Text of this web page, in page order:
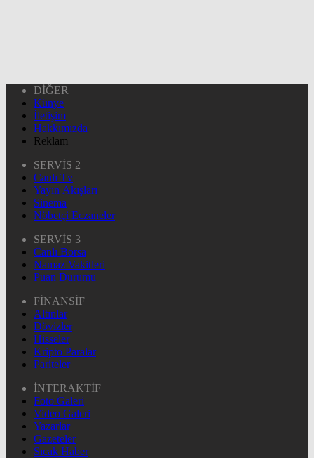
DİĞER
Künye
İletişim
Hakkımızda
Reklam
SERVİS 2
Canlı Tv
Yayın Akışları
Sinema
Nöbetçi Eczaneler
SERVİS 3
Canlı Borsa
Namaz Vakitleri
Puan Durumu
FİNANSİF
Altınlar
Dövizler
Hisseler
Kripto Paralar
Pariteler
İNTERAKTİF
Foto Galeri
Video Galeri
Yazarlar
Gazeteler
Sıcak Haber